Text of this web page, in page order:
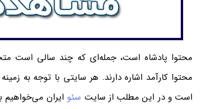
محتوا پادشاه است، جمله‌ای که چند سالی است
محتوا کارآمد اشاره دارند. هر سایتی با توجه به
است و در این مطلب از سایت سئو ایران